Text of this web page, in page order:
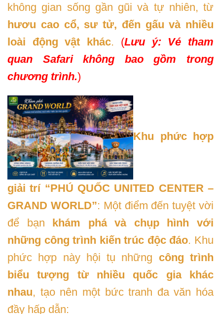
không gian sống gần gũi và tự nhiên, từ
hươu cao cổ, sư tử, đến gấu và nhiều
loài động vật khác. (Lưu ý: Vé tham
quan Safari không bao gồm trong
chương trình.)
Khu phức hợp
giải trí “PHÚ QUỐC UNITED CENTER –
GRAND WORLD”: Một điểm đến tuyệt vời
để bạn khám phá và chụp hình với
những công trình kiến trúc độc đáo. Khu
phức hợp này hội tụ những công trình
biểu tượng từ nhiều quốc gia khác
nhau, tạo nên một bức tranh đa văn hóa
đầy hấp dẫn: